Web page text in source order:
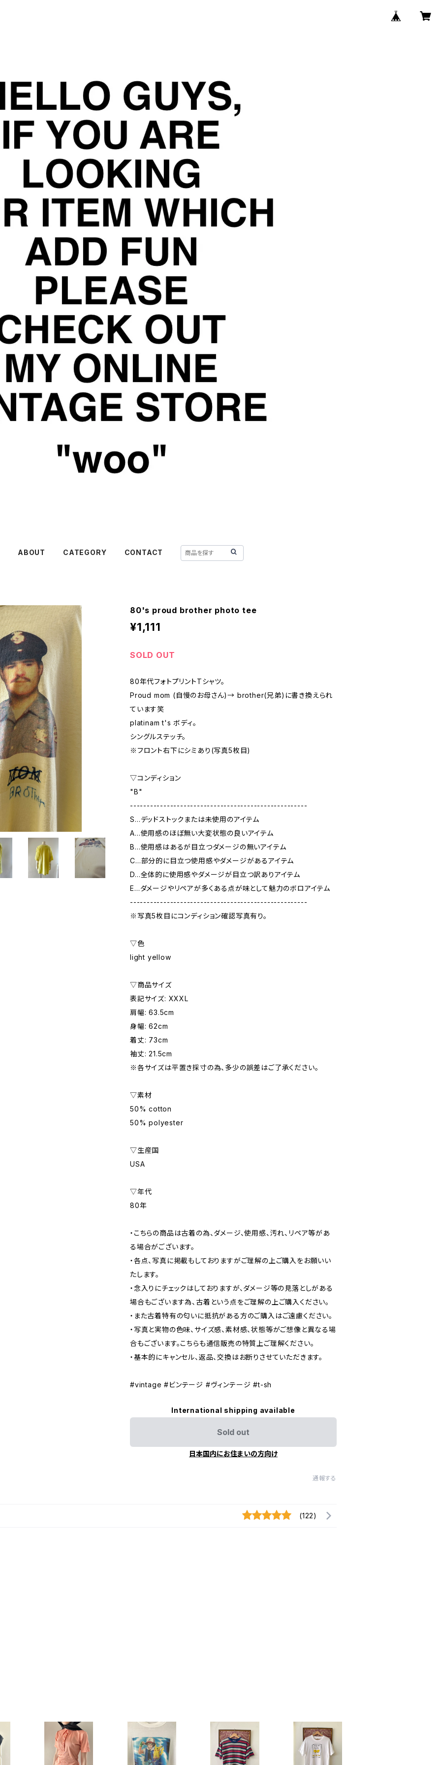
ABOUT CATEGORY CONTACT
80's proud brother photo tee
¥1,111
SOLD OUT
80年代フォトプリントTシャツ。
Proud mom (自慢のお母さん)→ brother(兄弟)に書き換えられ
ています笑
platinam t's ボディ。
シングルステッチ。
※フロント右下にシミあり(写真5枚目)
▽コンディション
"B"
-----------------------------------------------------
S…デッドストックまたは未使用のアイテム
A…使用感のほぼ無い大変状態の良いアイテム
B…使用感はあるが目立つダメージの無いアイテム
C…部分的に目立つ使用感やダメージがあるアイテム
D…全体的に使用感やダメージが目立つ訳ありアイテム
E…ダメージやリペアが多くある点が味として魅力のボロアイテム
-----------------------------------------------------
※写真5枚目にコンディション確認写真有り。
▽色
light yellow
▽商品サイズ
表記サイズ: XXXL
肩幅: 63.5cm
身幅: 62cm
着丈: 73cm
袖丈: 21.5cm
※各サイズは平置き採寸の為、多少の誤差はご了承ください。
▽素材
50% cotton
50% polyester
▽生産国
USA
▽年代
80年
・こちらの商品は古着の為、ダメージ、使用感、汚れ、リペア等があ
る場合がございます。
・各点、写真に掲載もしておりますがご理解の上ご購入をお願いい
たします。
・念入りにチェックはしておりますが、ダメージ等の見落としがある
場合もございます為、古着という点をご理解の上ご購入ください。
・また古着特有の匂いに抵抗がある方のご購入はご遠慮ください。
・写真と実物の色味、サイズ感、素材感、状態等がご想像と異なる場
合もございます。こちらも通信販売の特質上ご理解ください。
・基本的にキャンセル、返品、交換はお断りさせていただきます。
#vintage #ビンテージ #ヴィンテージ #t-sh
International shipping available
Sold out
日本国内にお住まいの方向け
通報する
(122)